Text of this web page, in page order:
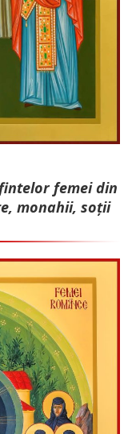
femei din
monahii, soții